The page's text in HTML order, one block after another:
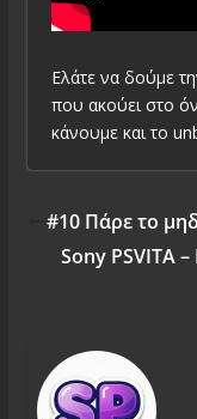
Ελάτε να δούμε
που ακούει στο
κάνουμε και το
#10 Πάρε το
Sony PSVITA